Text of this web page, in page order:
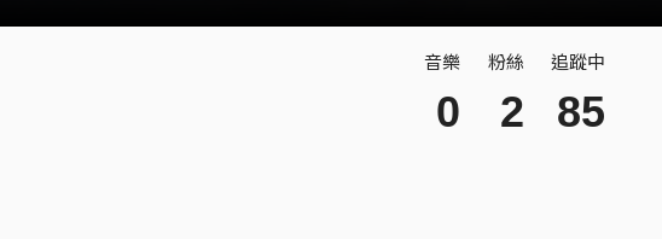
音樂
0
粉絲
2
追蹤中
85